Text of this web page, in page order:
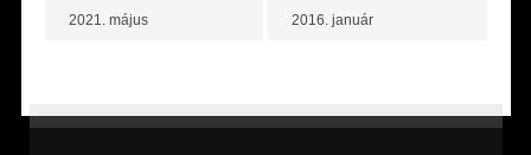
2021. május 2016. január